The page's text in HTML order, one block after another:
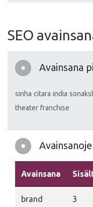
SEO
Avainsana
sinha citara india
theater franchise
Avainsana
brand 3